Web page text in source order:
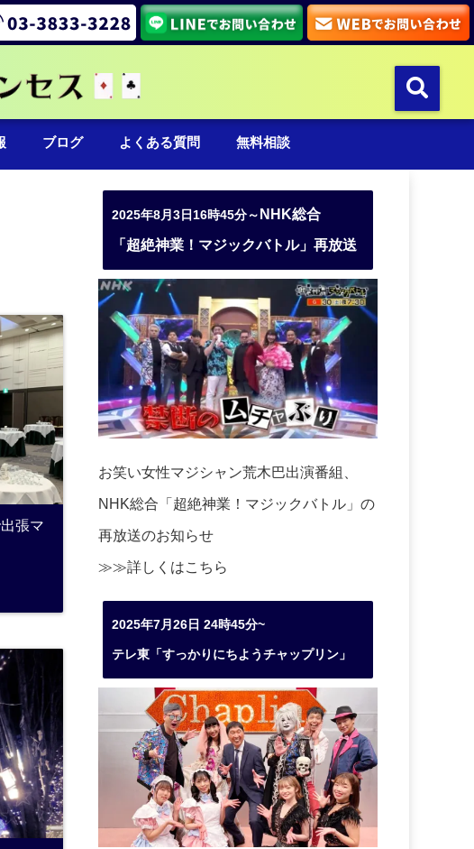
ブログ よくある質問 無料相談
張マ
2025年8月3日16時45分～ NHK総合
「超絶神業！マジックバトル」再放送
お笑い女性マジシャン荒木巴出演番組、
NHK総合「超絶神業！マジックバトル」の
再放送のお知らせ
≫≫詳しくはこちら
2025年7月26日 24時45分~
テレ東「すっかりにちようチャップリン」